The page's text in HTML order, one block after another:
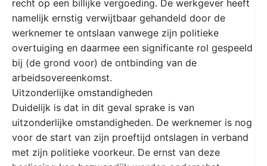
recht op een billijke vergoeding. De werkgever heeft
namelijk ernstig verwijtbaar gehandeld door de
werknemer te ontslaan vanwege zijn politieke
overtuiging en daarmee een significante rol gespeeld
bij (de grond voor) de ontbinding van de
arbeidsovereenkomst.
Uitzonderlijke omstandigheden
Duidelijk is dat in dit geval sprake is van
uitzonderlijke omstandigheden. De werknemer is nog
voor de start van zijn proeftijd ontslagen in verband
met zijn politieke voorkeur. De ernst van deze